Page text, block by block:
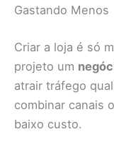
Gastando Menos
Criar a loja é só
projeto um
atrair tráfego
combinar canais
baixo custo.